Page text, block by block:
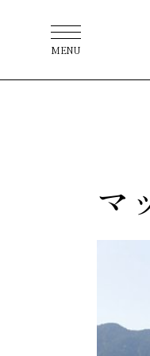
MENU
マ